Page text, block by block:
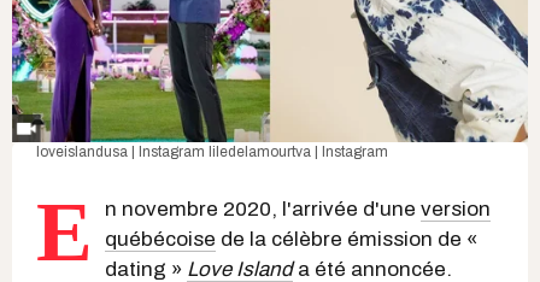
loveislandusa | Instagram liledelamourtva | Instagram
E n novembre 2020, l'arrivée d'une version
québécoise de la célèbre émission de «
dating » Love Islanda été annoncée.